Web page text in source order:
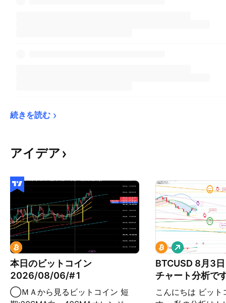
続きを読む
アイデア
本日のビットコイン
2026/08/06/#1
◯ＭＡから見るビットコイン 短
BTCUSD 8月3
チャート分析で
こんにちは ビット
ロ
ン
グ